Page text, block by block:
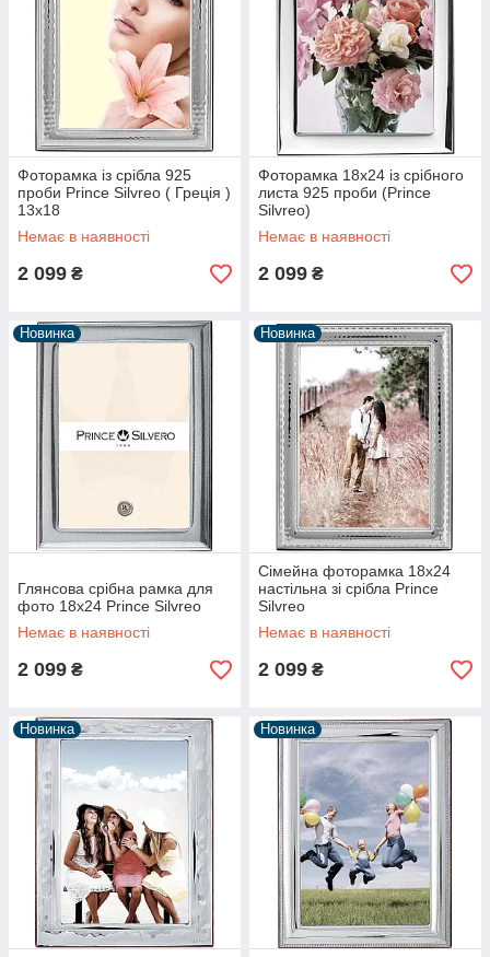
Фоторамка із срібла 925
проби Prince Silvreo ( Греція )
13x18
Немає в наявності
2 099 ₴
Фоторамка 18х24 із срібного
листа 925 проби (Prince
Silvreo)
Немає в наявності
2 099 ₴
Новинка
Глянсова срібна рамка для
фото 18х24 Prince Silvreo
Немає в наявності
2 099 ₴
Новинка
Сімейна фоторамка 18х24
настільна зі срібла Prince
Silvreo
Немає в наявності
2 099 ₴
Новинка Новинка